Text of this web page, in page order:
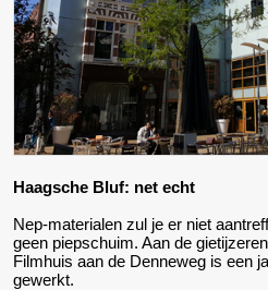
Haagsche Bluf: net echt
Nep-materialen zul je er niet
geen piepschuim. Aan de
Filmhuis aan de Denneweg is een
gewerkt.